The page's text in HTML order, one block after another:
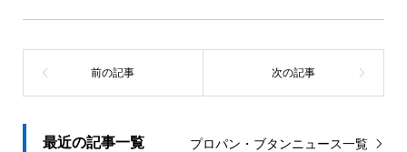
最近の記事一覧 プロパン・ブタンニュース一覧